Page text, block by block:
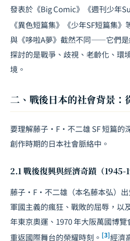
發表於《Big Comic》《週刊少年
《異色短篇集》《少年SF短篇集》
與《哆啦A夢》截然不同——它們是
探討的是戰爭、歧視、老齡化、環
境。
二、戰後日本的社會背景：
要理解藤子·F·不二雄 SF 短篇的
創作時期的日本社會脈絡中。
2.1 戰後復興與經濟奇蹟（1945-
藤子·F·不二雄（本名藤本弘）出
軍國主義的瘋狂、戰敗的屈辱，以
年東京奧運、1970 年大阪萬國博
重返國際舞台的榮耀時刻。 [3]經濟